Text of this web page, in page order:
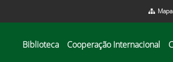
Biblioteca Cooperação Internacional